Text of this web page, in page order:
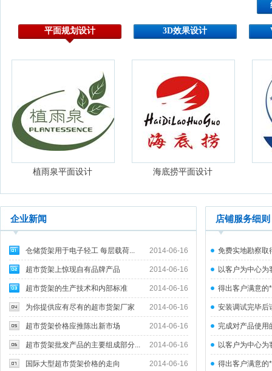
平面规划设计 3D效果设计
植雨泉平面设计 海底捞平面设计
企业新闻
2014-06-16
仓储货架用于电子轻工 每层载荷...
2014-06-16
超市货架上惊现自有品牌产品
2014-06-16
超市货架的生产技术和内部标准
2014-06-16
为你提供应有尽有的超市货架厂家
2014-06-16
超市货架价格应推陈出新市场
2014-06-16
超市货架批发产品的主要组成部分...
2014-06-16
国际大型超市货架价格的走向
店铺服务细则
免费实地勘察取
以客户为中心
客...
得出客户满意的
安装调试完毕后
量...
完成对产品使用
以客户为中心
客...
得出客户满意的